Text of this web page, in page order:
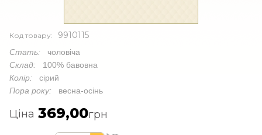
Код товару: 9910115
Стать: чоловіча
Склад: 100% бавовна
Колір: сірий
Пора року: весна-осінь
Ціна 369,00грн